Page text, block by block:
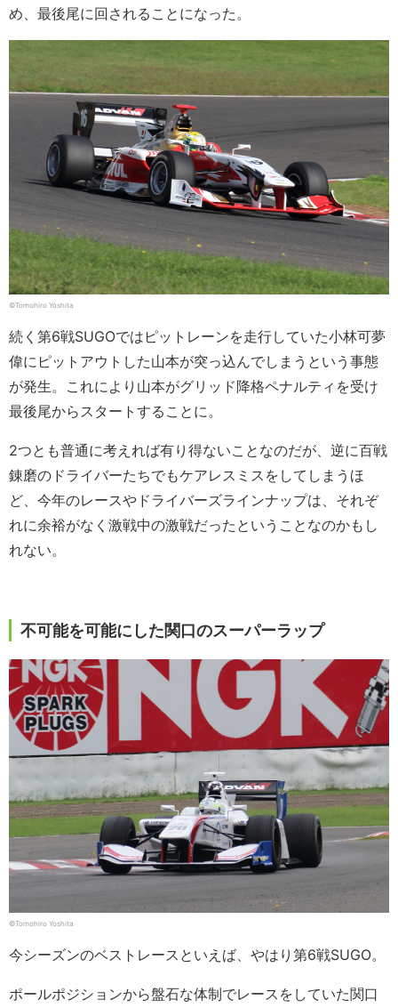
め、最後尾に回されることになった。
©︎Tomohiro Yoshita
続く第6戦SUGOではピットレーンを走行していた小林可夢
偉にピットアウトした山本が突っ込んでしまうという事態
が発生。これにより山本がグリッド降格ペナルティを受け
最後尾からスタートすることに。
2つとも普通に考えれば有り得ないことなのだが、逆に百戦
錬磨のドライバーたちでもケアレスミスをしてしまうほ
ど、今年のレースやドライバーズラインナップは、それぞ
れに余裕がなく激戦中の激戦だったということなのかもし
れない。
不可能を可能にした関口のスーパーラップ
©︎Tomohiro Yoshita
今シーズンのベストレースといえば、やはり第6戦SUGO。
ポールポジションから盤石な体制でレースをしていた関口